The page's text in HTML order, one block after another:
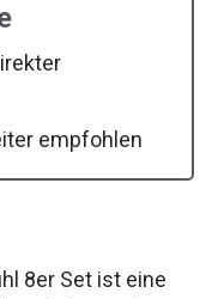
empfohlen
8er Set ist eine